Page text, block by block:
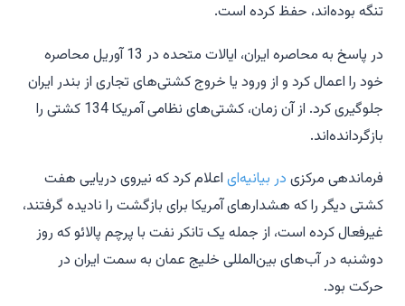
تنگه بوده‌اند، حفظ کرده است.
در پاسخ به محاصره ایران، ایالات متحده در 13 آوریل محاصره
خود را اعمال کرد و از ورود یا خروج کشتی‌های تجاری از بندر ایران
جلوگیری کرد. از آن زمان، کشتی‌های نظامی آمریکا 134 کشتی را
بازگردانده‌اند.
فرماندهی مرکزی در بیانیه‌ای اعلام کرد که نیروی دریایی هفت
کشتی دیگر را که هشدارهای آمریکا برای بازگشت را نادیده گرفتند،
غیرفعال کرده است، از جمله یک تانکر نفت با پرچم پالائو که روز
دوشنبه در آب‌های بین‌المللی خلیج عمان به سمت ایران در
حرکت بود.